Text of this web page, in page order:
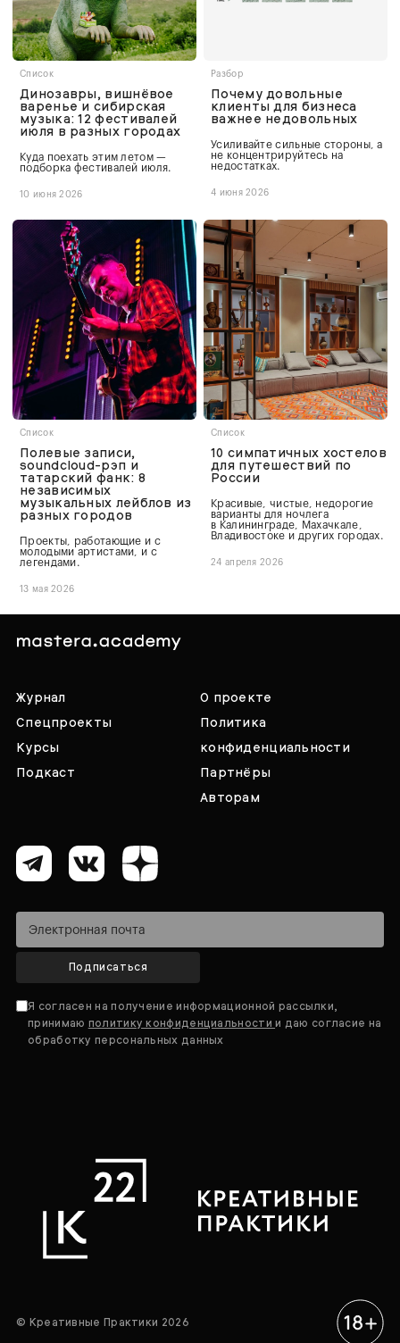
Список
Динозавры, вишнёвое
варенье и сибирская
музыка: 12 фестивалей
июля в разных городах
Куда поехать этим летом —
подборка фестивалей июля.
10 июня 2026
Разбор
Почему довольные
клиенты для бизнеса
важнее недовольных
Усиливайте сильные стороны, а
не концентрируйтесь на
недостатках.
4 июня 2026
Список
Полевые записи,
soundcloud-рэп и
татарский фанк: 8
независимых
музыкальных лейблов из
разных городов
Проекты, работающие и с
молодыми артистами, и с
легендами.
13 мая 2026
Список
10 симпатичных хостелов
для путешествий по
России
Красивые, чистые, недорогие
варианты для ночлега
в Калининграде, Махачкале,
Владивостоке и других городах.
24 апреля 2026
Журнал
Спецпроекты
Курсы
Подкаст
О проекте
Политика
конфиденциальности
Партнёры
Авторам
Подписаться
Я согласен на получение информационной рассылки,
принимаю политику конфиденциальностии даю согласие на
обработку персональных данных
© Креативные Практики 2026